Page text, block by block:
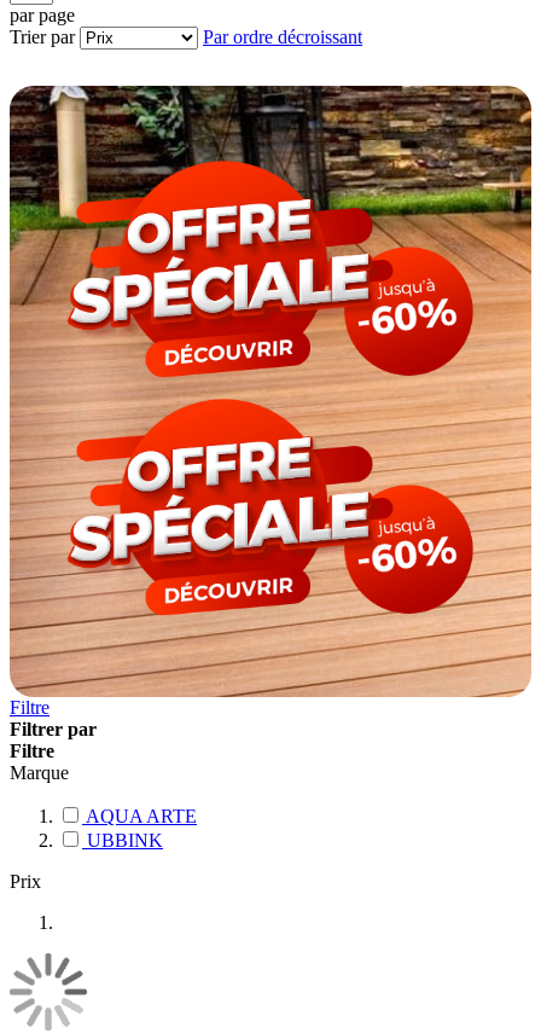
par page
Trier par
Par ordre décroissant
Filtre
Filtrer par
Filtre
Marque
AQUA ARTE
UBBINK
Prix